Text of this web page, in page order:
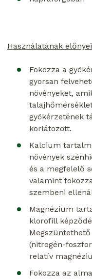
Használatának előnyei
Fokozza a
gyorsan
növényeket,
gyökérzetének
korlátozott.
Kalcium
növények
és a megfelelő
valamint
szembeni
Magnézium
klorofill
(nitrogén-
relatív
Fokozza az